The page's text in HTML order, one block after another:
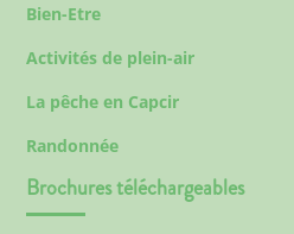
Bien-Etre
Activités de plein-air
La pêche en Capcir
Randonnée
Brochures téléchargeables